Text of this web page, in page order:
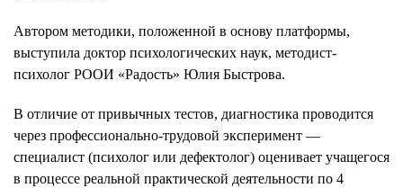
Автором методики, положенной в основу платформы,
выступила доктор психологических наук, методист-
психолог РООИ «Радость» Юлия Быстрова.
В отличие от привычных тестов, диагностика проводится
через профессионально-трудовой эксперимент —
специалист (психолог или дефектолог) оценивает учащегося
в процессе реальной практической деятельности по 4